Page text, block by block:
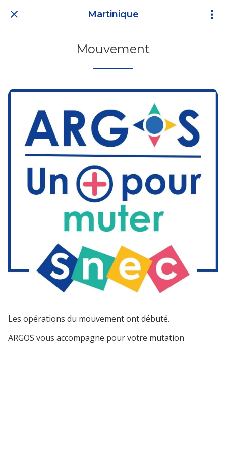
Martinique
Mouvement
Les opérations du mouvement ont débuté.
ARGOS vous accompagne pour votre mutation